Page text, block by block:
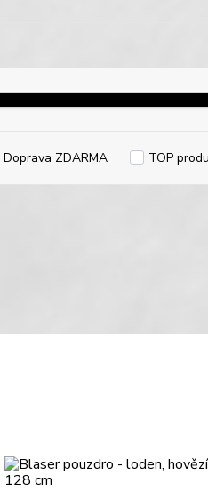
Doprava ZDARMA TOP